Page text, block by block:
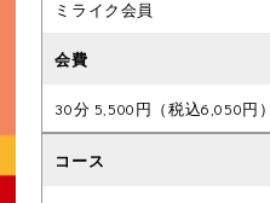
ミライク会員
30分 5,500円（税込6,050円）